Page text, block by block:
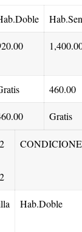
460.00
Gratis
Hab.Doble